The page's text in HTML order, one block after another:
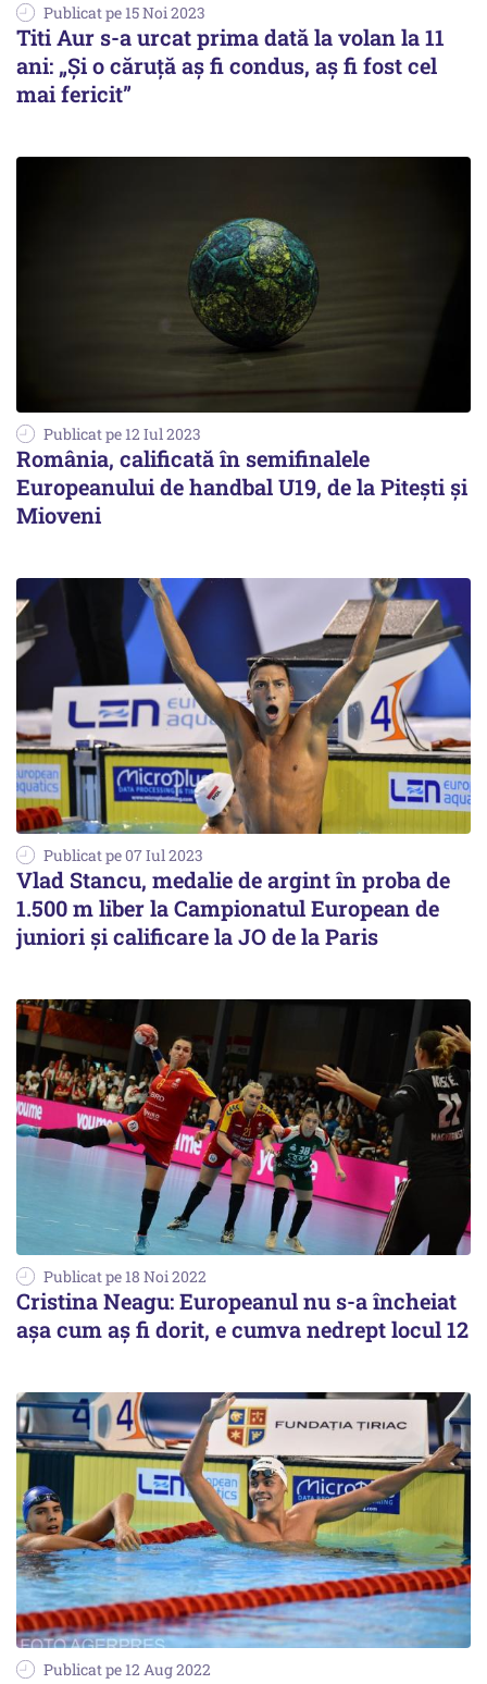
Publicat pe 15 Noi 2023
Titi Aur s-a urcat prima dată la volan la 11
ani: „Şi o căruţă aş fi condus, aş fi fost cel
mai fericit”
Publicat pe 12 Iul 2023
România, calificată în semifinalele
Europeanului de handbal U19, de la Piteşti şi
Mioveni
Publicat pe 07 Iul 2023
Vlad Stancu, medalie de argint în proba de
1.500 m liber la Campionatul European de
juniori și calificare la JO de la Paris
Publicat pe 18 Noi 2022
Cristina Neagu: Europeanul nu s-a încheiat
aşa cum aş fi dorit, e cumva nedrept locul 12
Publicat pe 12 Aug 2022